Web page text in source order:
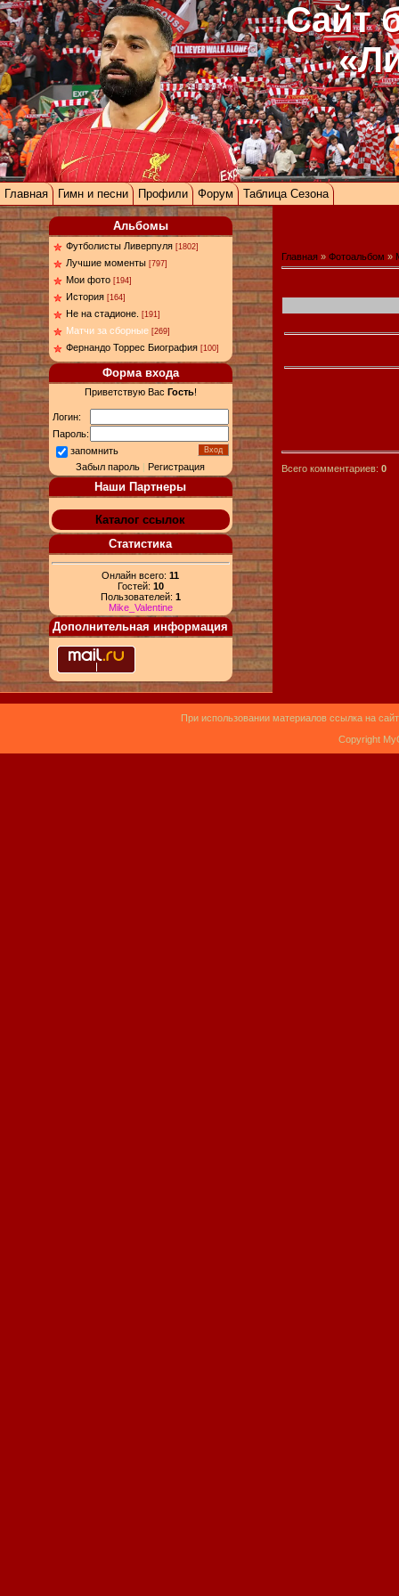
Сайт
Главная Гимн и песни Профили Форум Таблица Сезона
Альбомы
Футболисты Ливерпуля [1802]
Лучшие моменты [797]
Мои фото [194]
История [164]
Не на стадионе. [191]
Матчи за сборные [269]
Фернандо Торрес Биография [100]
Форма входа
Приветствую Вас Гость!
Логин:
Пароль:
запомнить
Забыл пароль |Регистрация
Наши Партнеры
Каталог ссылок
Статистика
Онлайн всего:11
Гостей: 10
Пользователей: 1
Mike_Valentine
Дополнительная информация
Главная » Фотоальбом »
Всего комментариев: 0
При использовании материалов ссылка на
Copyright